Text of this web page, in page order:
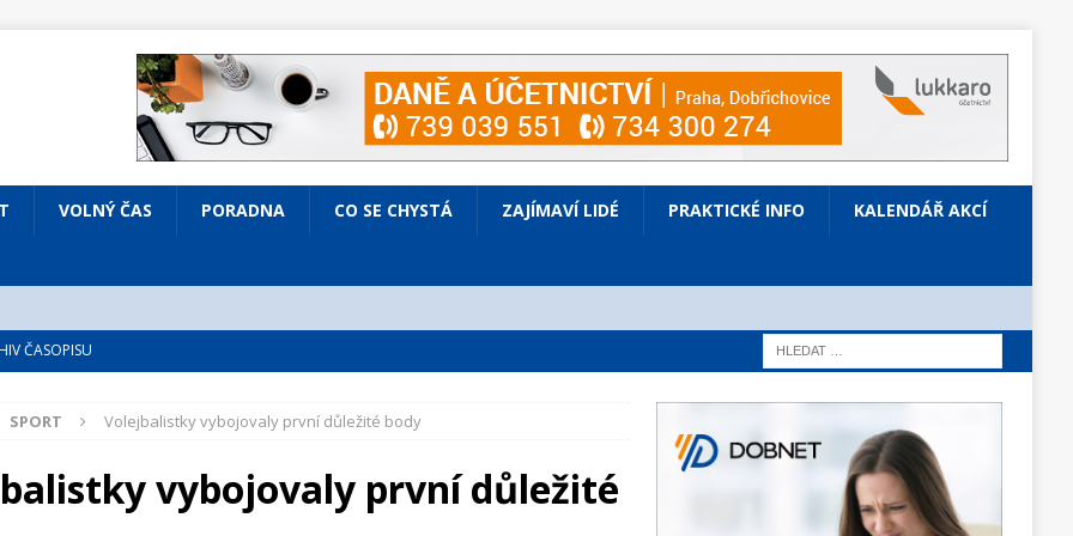
VOLNÝ ČAS PORADNA CO SE CHYSTÁ ZAJÍMAVÍ LIDÉ PRAKTICKÉ INFO KALENDÁŘ AKCÍ
ČASOPISU
VOLNÝ ČAS
Prodaná nevěsta
KULTURA
ve Všenorech KULTURA
SPORT Volejbalistky vybojovaly první důležité body
vybojovaly první důležité